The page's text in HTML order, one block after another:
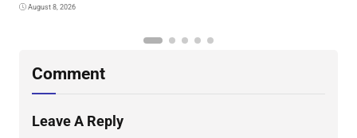
August 8, 2026
Comment
Leave A Reply